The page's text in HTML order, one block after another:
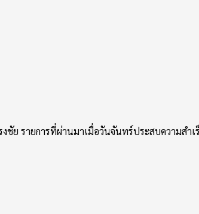
รายการที่ผ่านมาเมื่อวันจันทร์ประสบความสำเ